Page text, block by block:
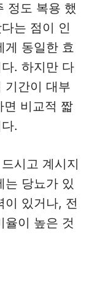
정도 복용 했
는 점이 인
게 동일한 효
. 하지만 다
기간이 대부
면 비교적 짧
.
시고 계시지
는 당뇨가 있
이 있거나, 전
율이 높은 것